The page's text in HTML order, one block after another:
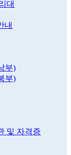
대
내
부)
부)
및 자격증